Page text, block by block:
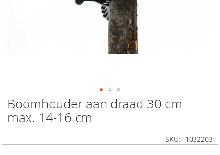
Ga
naar
het
Boomhouder aan draad 30 cm
max. 14-16 cm
SKU 1032203